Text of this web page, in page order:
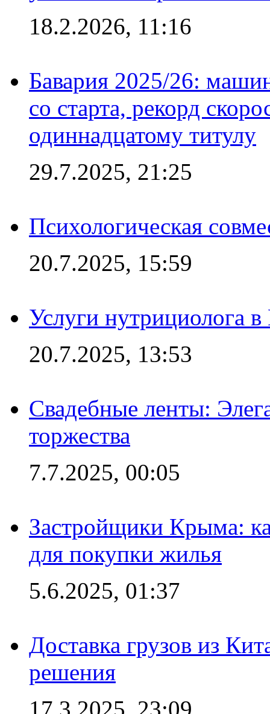
18.2.2026, 11:16
Бавария 2025/26:
со старта, рекорд
одиннадцатому титулу
29.7.2025, 21:25
Психологическая
20.7.2025, 15:59
Услуги нутрициолога
20.7.2025, 13:53
Свадебные ленты:
торжества
7.7.2025, 00:05
Застройщики Крыма:
для покупки жилья
5.6.2025, 01:37
Доставка грузов из
решения